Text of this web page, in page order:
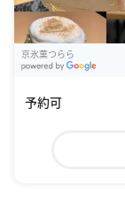
京氷菓つらら
予約可